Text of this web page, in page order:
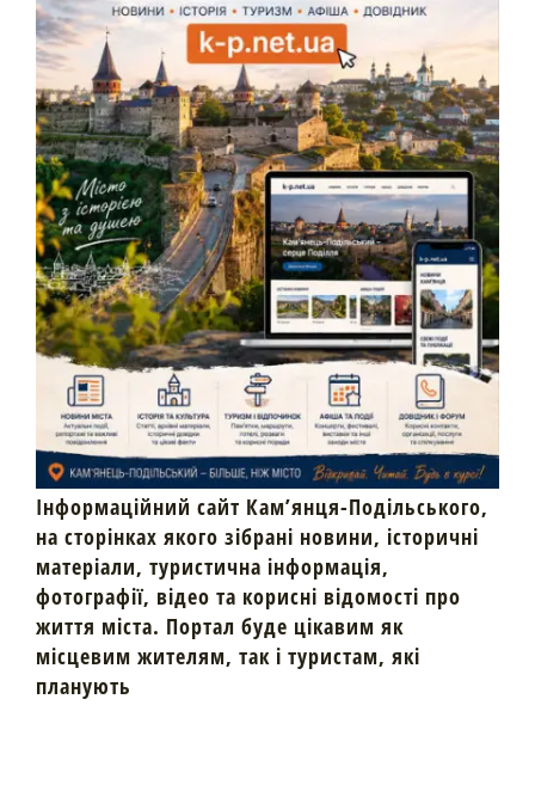
Інформаційний сайт Кам’янця-Подільського,
на сторінках якого зібрані новини, історичні
матеріали, туристична інформація,
фотографії, відео та корисні відомості про
життя міста. Портал буде цікавим як
місцевим жителям, так і туристам, які
планують